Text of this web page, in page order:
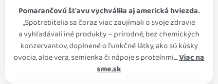
Pomarančovú šťavu vychválila aj americká hviezda.
„Spotrebitelia sa čoraz viac zaujímali o svoje zdravie
a vyhľadávali iné produkty – prírodné, bez chemických
konzervantov, doplnené o funkčné látky, ako sú kúsky
ovocia, aloe vera, semienka či nápoje s proteínmi....Viac na
sme.sk